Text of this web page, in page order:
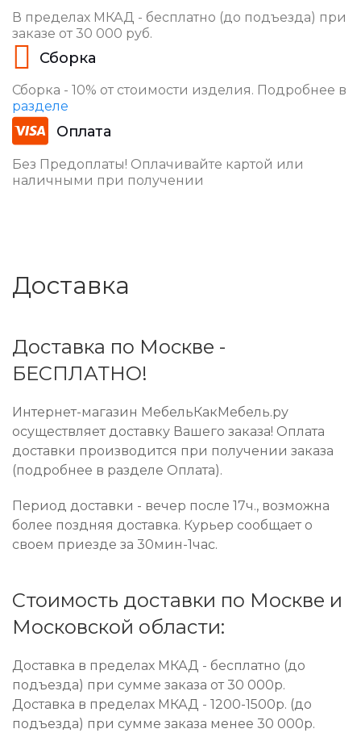
В пределах МКАД - бесплатно (до подъезда) при
заказе от 30 000 руб.
Сборка
Сборка - 10% от стоимости изделия. Подробнее в
разделе
Оплата
Без Предоплаты! Оплачивайте картой или
наличными при получении
Доставка
Доставка по Москве -
БЕСПЛАТНО!
Интернет-магазин МебельКакМебель.ру
осуществляет доставку Вашего заказа! Оплата
доставки производится при получении заказа
(подробнее в разделе Оплата).
Период доставки - вечер после 17ч., возможна
более поздняя доставка. Курьер сообщает о
своем приезде за 30мин-1час.
Стоимость доставки по Москве и
Московской области:
Доставка в пределах МКАД - бесплатно (до
подъезда) при сумме заказа от 30 000р.
Доставка в пределах МКАД - 1200-1500р. (до
подъезда) при сумме заказа менее 30 000р.